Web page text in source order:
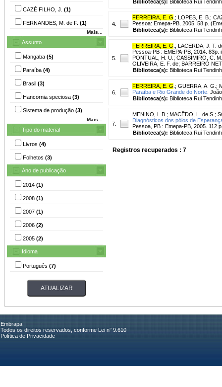
CAZÉ FILHO, J. (1)
FERNANDES, M. de F. (1)
Mais...
Assunto
Mangaba (5)
Paraíba (4)
Brasil (3)
Hancornia speciosa (3)
Sistema de produção (3)
Mais...
Tipo do material
Livros (4)
Folhetos (3)
Ano de publicação
2014 (1)
2008 (1)
2007 (1)
2006 (2)
2005 (2)
Idioma
Português (7)
Biblioteca(s): Biblioteca Rui
4.
FERREIRA, E. G ; LOPES, E. B. ;
Pessoa: Emepa-PB, 2005. 58 p.
Biblioteca(s): Biblioteca Rui
5.
FERREIRA, E. G ; LACERDA, J. T.
Pessoa-PB : EMEPA-PB, 2014.
PONTUAL, H. U.; CASSIMIRO, C.
OLIVEIRA, E. F. de; BARREIRO
Biblioteca(s): Biblioteca Rui
6.
FERREIRA, E. G ; GUERRA, A. G. ;
Paraíba e Rio Grande do Norte.
Biblioteca(s): Biblioteca Rui
7.
MENINO, I. B. ; MACÊDO, L. de S. ;
Diagnósticos dos pólos de
Pessoa, PB : Emepa-PB, 2005. 112
Biblioteca(s): Biblioteca Rui
Registros recuperados : 7
Embrapa
Todos os direitos reservados, conforme Lei n° 9.610
Política de Privacidade